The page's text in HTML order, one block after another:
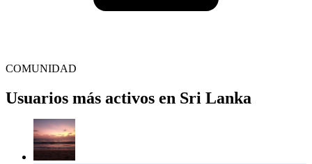
COMUNIDAD
Usuarios más activos en Sri Lanka